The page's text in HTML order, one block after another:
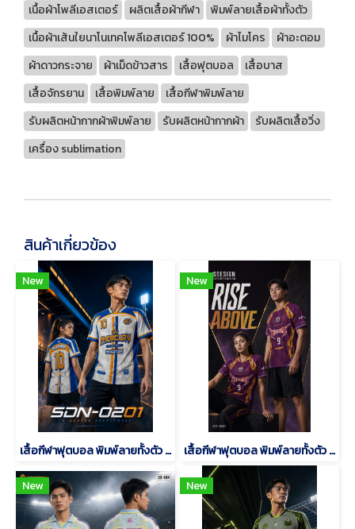
เนื้อผ้าโพลีเอสเตอร์
ผลิตเสื้อผ้ากีฬา
พิมพ์ลายเสื้อผ้าทั้งตัว
เนื้อผ้าเส้นใยนาโนเทคโพลีเอสเตอร์ 100%
ผ้าไมโคร
ผ้าอะตอม
ผ้าดาวกระจาย
ผ้าเม็ดข้าวสาร เสื้อฟุตบอล
เสื้อบาส
เสื้อจักรยาน
เสื้อพิมพ์ลาย
เสื้อกีฬาพิมพ์ลาย
รับผลิตหน้ากากผ้าพิมพ์ลาย
รับผลิตหน้ากากผ้า
รับผลิตเสื้อวิ่ง
เครื่อง sublimation
สินค้าเกี่ยวข้อง
New
เสื้อกีฬาฟุตบอล พิมพ์ลายทั้งตัว เนื้อผ้า "นาโนเทค"SDN-0201
New
เสื้อกีฬาฟุตบอล พิมพ์ลายทั้งตัว เนื้อผ้า "นาโนเทค"SD-500
New New